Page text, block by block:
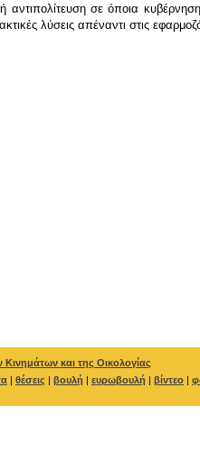
σε όποια
λύσεις απέναντι στις
και της Οικολογίας
| θέσεις | βουλή | ευρωβουλή | βίντεο |